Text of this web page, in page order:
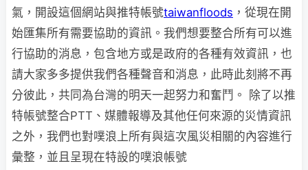
氣，開設這個網站與推特帳號taiwanfloods ，從現在開
始匯集所有需要協助的資訊。我們想要整合所有可以進
行協助的消息，包含地方或是政府的各種有效資訊，也
請大家多多提供我們各種聲音和消息，此時此刻將不再
分彼此，共同為台灣的明天一起努力和奮鬥。 除了以推
特帳號整合PTT、媒體報導及其他任何來源的災情資訊
之外，我們也對噗浪上所有與這次風災相關的內容進行
彙整，並且呈現在特設的噗浪帳號